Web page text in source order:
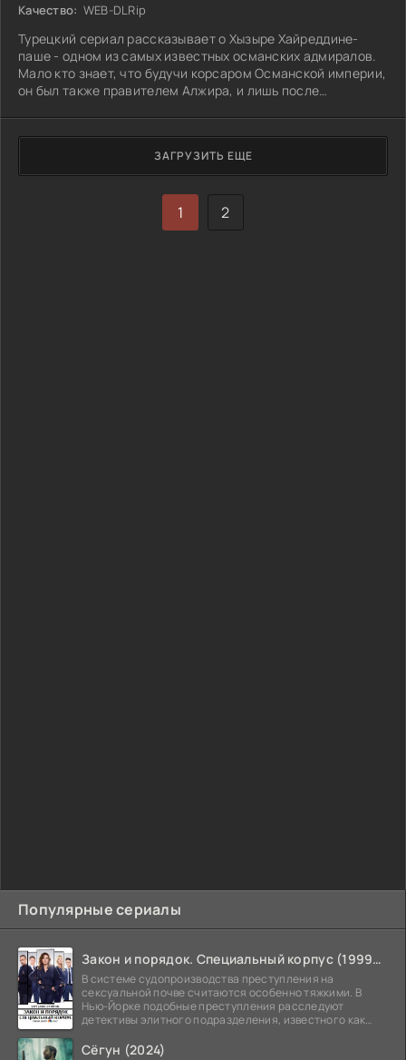
Популярные сериалы
Закон и порядок. Специальный корпус (1999-2026)
В системе судопроизводства преступления на
сексуальной почве считаются особенно тяжкими. В
Нью-Йорке подобные преступления расследуют
детективы элитного подразделения, известного как
Сёгун (2024)
Качество: WEB-DLRip
Турецкий сериал рассказывает о Хызыре Хайреддине-
паше - одном из самых известных османских адмиралов.
Мало кто знает, что будучи корсаром Османской империи,
он был также правителем Алжира, и лишь после
морской флот.
ЗАГРУЗИТЬ ЕЩЕ
1 2